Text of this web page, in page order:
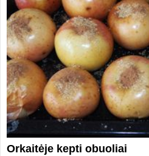
Orkaitėje kepti obuoliai